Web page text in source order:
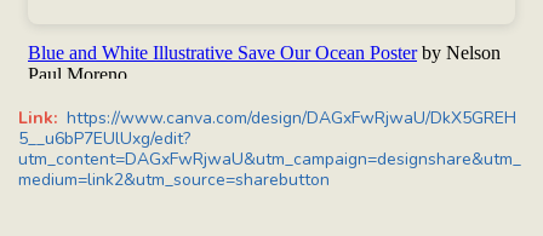
Link: https://www.canva.com/design/DAGxFwRjwaU/DkX5GREH
5__u6bP7EUlUxg/edit?
utm_content=DAGxFwRjwaU&utm_campaign=designshare&utm_
medium=link2&utm_source=sharebutton